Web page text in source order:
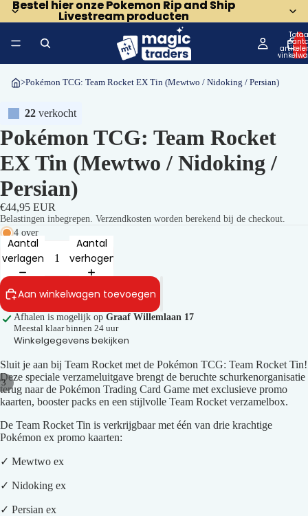
Bestel hier onze Pokemon Rip and Ship
Livestream producten
Bestel hier onze Pokemon Rip and Ship
Livestream producten
0
>Pokémon TCG: Team Rocket EX Tin (Mewtwo / Nidoking / Persian)
3
Afbeelding
openen
in
scherm
Afbeelding
openen
in
scherm
Afbeelding
openen
in
scherm
22 verkocht
Pokémon TCG: Team Rocket
EX Tin (Mewtwo / Nidoking /
Persian)
€44,95 EUR
Belastingen inbegrepen. Verzendkosten worden berekend bij de checkout.
4 over
Aantal
verlagen
Aantal
verhogen
Aan winkelwagen toevoegen
Afhalen is mogelijk op Graaf Willemlaan 17
Meestal klaar binnen 24 uur
Winkelgegevens bekijken
Sluit je aan bij Team Rocket met de Pokémon TCG: Team Rocket Tin!
Deze speciale verzameluitgave brengt de beruchte schurkenorganisatie
terug naar de Pokémon Trading Card Game met exclusieve promo
kaarten, booster packs en een stijlvolle Team Rocket verzamelbox.
De Team Rocket Tin is verkrijgbaar met één van drie krachtige
Pokémon ex promo kaarten:
✓ Mewtwo ex
✓ Nidoking ex
✓ Persian ex